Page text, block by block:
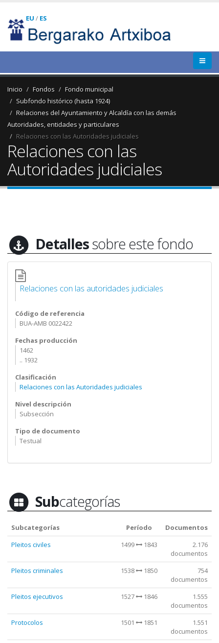
EU / ES
Inicio Fondos
Fondo municipal
Subfondo histórico (hasta 1924)
Relaciones del Ayuntamiento y Alcaldía con las demás
Autoridades, entidades y particulares
Relaciones con las Autoridades judiciales
Relaciones con las
Autoridades judiciales
Detallessobre este fondo
Relaciones con las autoridades judiciales
Código de referencia
BUA-AMB 0022422
Fechas producción
1462
.. 1932
Clasificación
Relaciones con las Autoridades judiciales
Nivel descripción
Subsección
Tipo de documento
Testual
Subcategorías
Subcategorías Período
Documentos
Pleitos civiles
1499 1843
2.176
documentos
Pleitos criminales
1538 1850
754
documentos
Pleitos ejecutivos
1527 1846
1.555
documentos
Protocolos
1501 1851
1.551
documentos